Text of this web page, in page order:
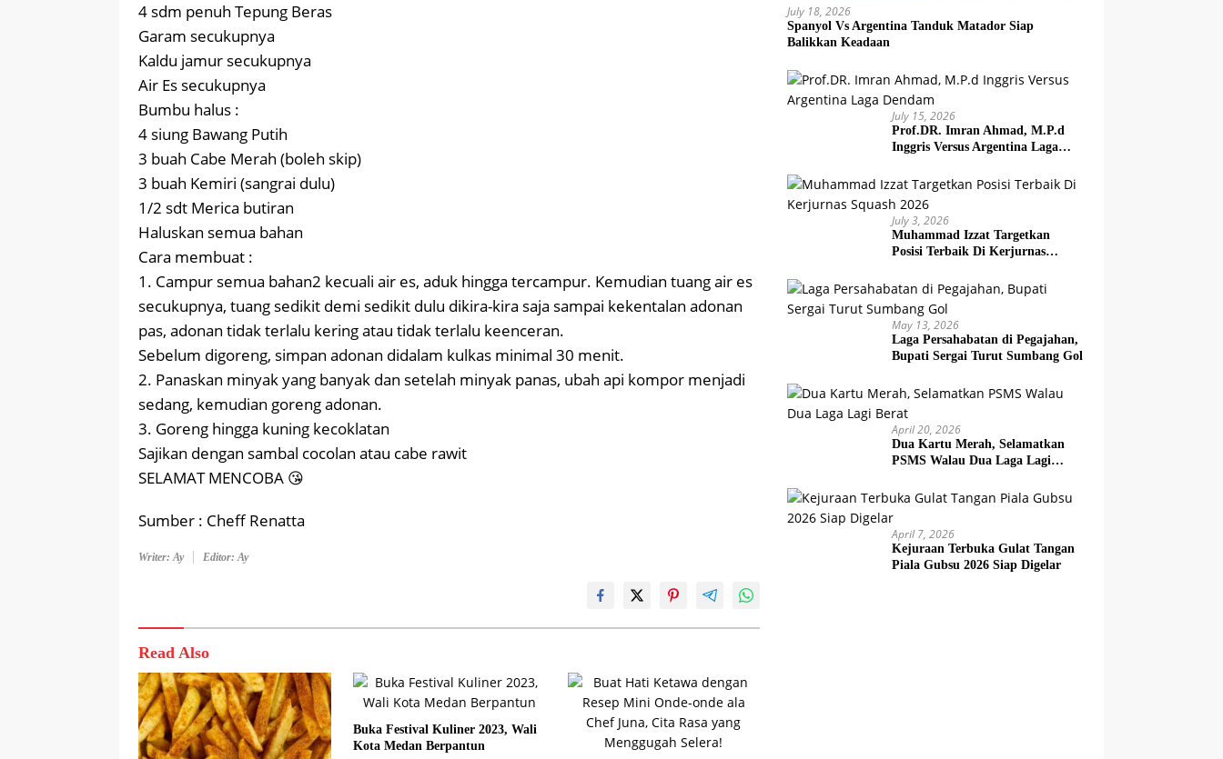
4 sdm penuh Tepung Beras
Garam secukupnya
Kaldu jamur secukupnya
Air Es secukupnya
Bumbu halus :
4 siung Bawang Putih
3 buah Cabe Merah (boleh skip)
3 buah Kemiri (sangrai dulu)
1/2 sdt Merica butiran
Haluskan semua bahan
Cara membuat :
1. Campur semua bahan2 kecuali air es, aduk hingga tercampur. Kemudian tuang air es
secukupnya, tuang sedikit demi sedikit dulu dikira-kira saja sampai kekentalan adonan
pas, adonan tidak terlalu kering atau tidak terlalu keenceran.
Sebelum digoreng, simpan adonan didalam kulkas minimal 30 menit.
2. Panaskan minyak yang banyak dan setelah minyak panas, ubah api kompor menjadi
sedang, kemudian goreng adonan.
3. Goreng hingga kuning kecoklatan
Sajikan dengan sambal cocolan atau cabe rawit
SELAMAT MENCOBA 😘
Sumber : Cheff Renatta
Writer: Ay Editor: Ay
Read Also
Buka Festival Kuliner 2023, Wali
Kota Medan Berpantun
July 18, 2026
Spanyol Vs Argentina Tanduk Matador Siap
Balikkan Keadaan
July 15, 2026
Prof.DR. Imran Ahmad, M.P.d
Inggris Versus Argentina Laga
July 3, 2026
Muhammad Izzat Targetkan
Posisi Terbaik Di Kerjurnas
May 13, 2026
Laga Persahabatan di Pegajahan,
Bupati Sergai Turut Sumbang Gol
April 20, 2026
Dua Kartu Merah, Selamatkan
PSMS Walau Dua Laga Lagi
April 7, 2026
Kejuraan Terbuka Gulat Tangan
Piala Gubsu 2026 Siap Digelar